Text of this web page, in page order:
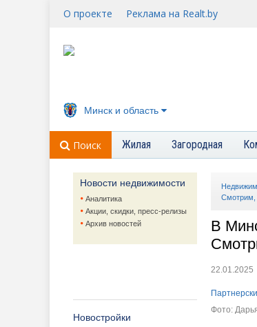
О проекте Реклама на Realt.by
Минск и область
Поиск Жилая Загородная
Новости недвижимости
Аналитика
Акции, скидки, пресс-релизы
Архив новостей
Новостройки
Смотрим,
В
22.01.2025
Фото: